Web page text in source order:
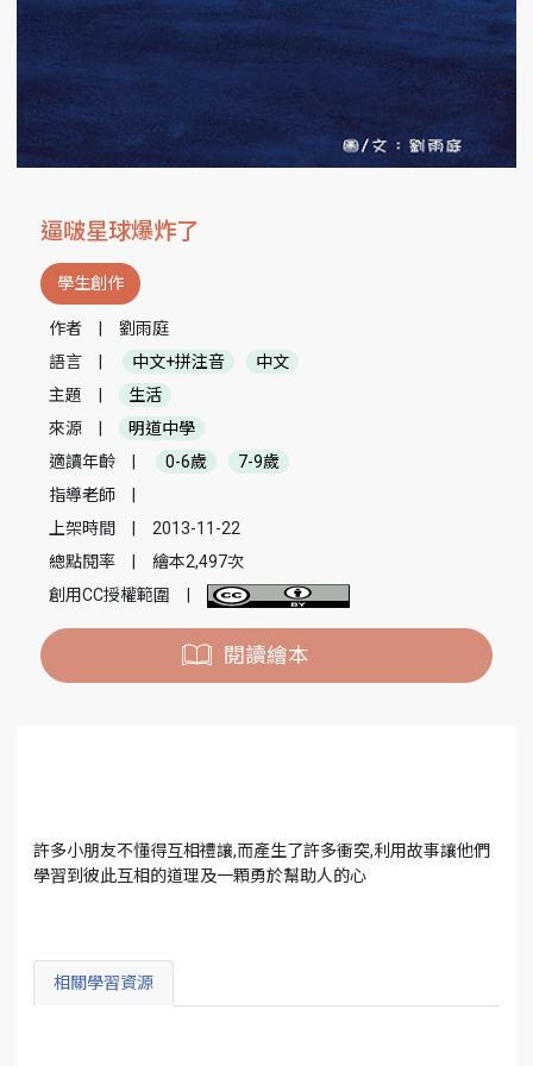
逼啵星球爆炸了
學生創作
作者
劉雨庭
語言
中文+拼注音
中文
主題
生活
來源
明道中學
適讀年齡
0-6歲
7-9歲
指導老師
上架時間
2013-11-22
總點閱率
繪本2,497次
創用CC授權範圍
閱讀繪本
許多小朋友不懂得互相禮讓,而產生了許多衝突,利用故事讓他們
學習到彼此互相的道理及一顆勇於幫助人的心
相關學習資源